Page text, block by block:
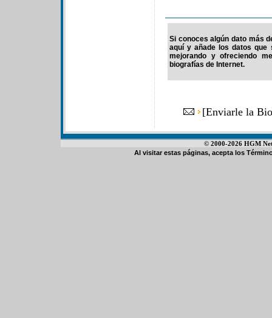
Si conoces algún dato más
aquí y añade los datos que
mejorando y ofreciendo
biografías de Internet.
[Enviarle la
© 2000-2026 HGM
Al visitar estas páginas, acepta los